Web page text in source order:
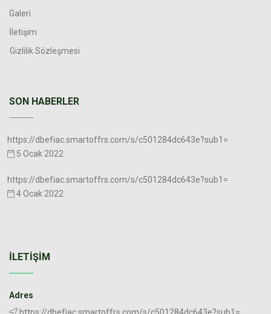
Galeri
İletişim
Gizlilik Sözleşmesi
SON HABERLER
https://dbefiac.smartoffrs.com/s/c501284dc643e?sub1=
5 Ocak 2022
https://dbefiac.smartoffrs.com/s/c501284dc643e?sub1=
4 Ocak 2022
İLETIŞIM
Adres